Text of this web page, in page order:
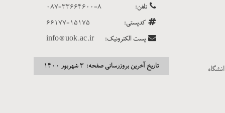
تلفن:
۰۸۷-۳۳۶۶۴۶۰۰-۸
كدپستی:
۶۶۱۷۷-۱۵۱۷۵
پست الکترونیک:
info@uok.ac.ir
تاریخ آخرین بروزرسانی صفحه: ۳ شهریور ۱۴۰۰